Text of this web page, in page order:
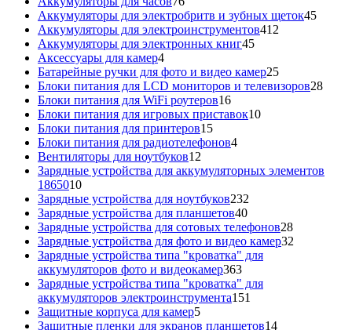
товаров
Аккумуляторы для электробритв и зубных щеток4545
Аккумуляторы для электроинструментов412
Аккумуляторы для электронных книг4545
Аксессуары для камер44
товара
Батарейные ручки для фото и видео камер2525
товаров
Блоки питания для LCD мониторов и телевизоров2828
Блоки питания для WiFi роутеров1616
товаров
Блоки питания для игровых приставок1010
Блоки питания для принтеров1515
товаров
Блоки питания для радиотелефонов44
Вентиляторы для ноутбуков12
товаров
Зарядные устройства для аккумуляторных элементов
186501010
товаров
Зарядные устройства для ноутбуков232
Зарядные устройства для планшетов4040
товаров
Зарядные устройства для сотовых телефонов2828
товаров
Зарядные устройства для фото и видео камер32
Зарядные устройства типа "кроватка" для
аккумуляторов фото и видеокамер363363
товара
Зарядные устройства типа "кроватка" для
аккумуляторов электроинструмента151
Защитные корпуса для камер55
товаров
Защитные пленки для экранов планшетов1414